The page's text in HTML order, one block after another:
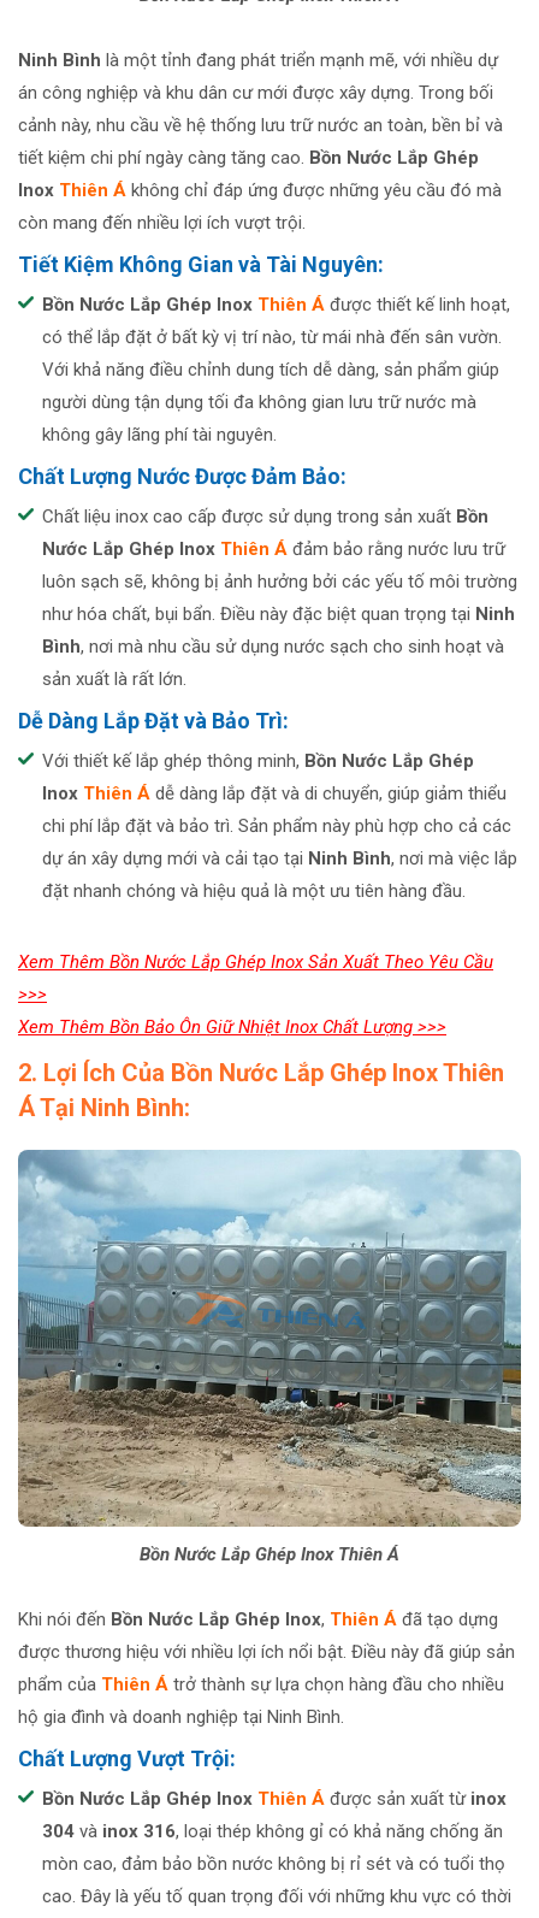
Ninh Bình là một tỉnh đang phát triển mạnh mẽ, với nhiều dự
án công nghiệp và khu dân cư mới được xây dựng. Trong bối
cảnh này, nhu cầu về hệ thống lưu trữ nước an toàn, bền bỉ và
tiết kiệm chi phí ngày càng tăng cao. Bồn Nước Lắp Ghép
Inox Thiên Á không chỉ đáp ứng được những yêu cầu đó mà
còn mang đến nhiều lợi ích vượt trội.
Tiết Kiệm Không Gian và Tài Nguyên:
Bồn Nước Lắp Ghép Inox Thiên Á được thiết kế linh hoạt,
có thể lắp đặt ở bất kỳ vị trí nào, từ mái nhà đến sân vườn.
Với khả năng điều chỉnh dung tích dễ dàng, sản phẩm giúp
người dùng tận dụng tối đa không gian lưu trữ nước mà
không gây lãng phí tài nguyên.
Chất Lượng Nước Được Đảm Bảo:
Chất liệu inox cao cấp được sử dụng trong sản xuất Bồn
Nước Lắp Ghép Inox Thiên Á đảm bảo rằng nước lưu trữ
luôn sạch sẽ, không bị ảnh hưởng bởi các yếu tố môi trường
như hóa chất, bụi bẩn. Điều này đặc biệt quan trọng tại Ninh
Bình, nơi mà nhu cầu sử dụng nước sạch cho sinh hoạt và
sản xuất là rất lớn.
Dễ Dàng Lắp Đặt và Bảo Trì:
Với thiết kế lắp ghép thông minh, Bồn Nước Lắp Ghép
Inox Thiên Á dễ dàng lắp đặt và di chuyển, giúp giảm thiểu
chi phí lắp đặt và bảo trì. Sản phẩm này phù hợp cho cả các
dự án xây dựng mới và cải tạo tại Ninh Bình, nơi mà việc lắp
đặt nhanh chóng và hiệu quả là một ưu tiên hàng đầu.
Xem Thêm Bồn Nước Lắp Ghép Inox Sản Xuất Theo Yêu Cầu
>>>
Xem Thêm Bồn Bảo Ôn Giữ Nhiệt Inox Chất Lượng >>>
2. Lợi Ích Của Bồn Nước Lắp Ghép Inox Thiên
Á Tại Ninh Bình:
Bồn Nước Lắp Ghép Inox Thiên Á
Khi nói đến Bồn Nước Lắp Ghép Inox, Thiên Á đã tạo dựng
được thương hiệu với nhiều lợi ích nổi bật. Điều này đã giúp sản
phẩm của Thiên Á trở thành sự lựa chọn hàng đầu cho nhiều
hộ gia đình và doanh nghiệp tại Ninh Bình.
Chất Lượng Vượt Trội:
Bồn Nước Lắp Ghép Inox Thiên Á được sản xuất từ inox
304 và inox 316, loại thép không gỉ có khả năng chống ăn
mòn cao, đảm bảo bồn nước không bị rỉ sét và có tuổi thọ
cao. Đây là yếu tố quan trọng đối với những khu vực có thời